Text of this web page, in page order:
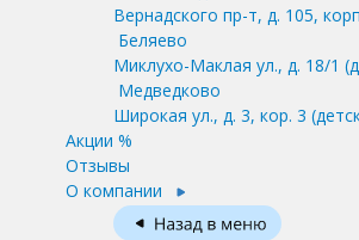
Вернадского пр-т, д. 105,
Беляево
Миклухо-Маклая ул., д. 18/1
Медведково
Широкая ул., д. 3, кор. 3
Акции %
Отзывы
О компании